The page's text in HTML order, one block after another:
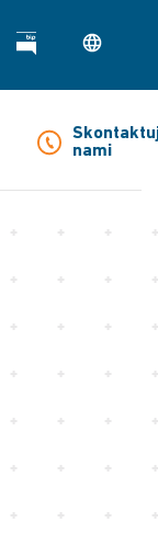
nami